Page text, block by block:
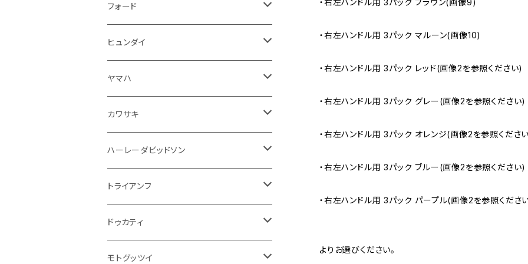
・右左ハンドル用 3パック マルーン(画像10)
・右左ハンドル用 3パック レッド(画像2を参照ください)
・右左ハンドル用 3パック グレー(画像2を参照ください)
・右左ハンドル用 3パック オレンジ(画像2を参照くださ
・右左ハンドル用 3パック ブルー(画像2を参照ください)
・右左ハンドル用 3パック パープル(画像2を参照くださ
よりお選びください。
キーホルダー
収納用品
灰皿・ゴミ箱
インテリアパネル
ドリンクホルダー
携帯・スマホホルダー
ステッカー
ダッシュボード
排気系
ガスケット
通信系
吸気系
エアフィルター
ラジエーター
運転席周り
ドア回り
アームレスト
ライト系
ウインカー
外装
グリル
フロアマット
その他
フォード
フロアマット
ダッシュボード
ドア回り
エンジン系
オイル系
その他
フロントガラス回り
ワイパー
リアガラス回り
ヒュンダイ
フロアマット
ヤマハ
電装系
ウインカー
モーター系
ミラー
ブレーキ系
クラッチブレーキレバー
駆動系
カワサキ
ミラー
ハンドル系
足回り
サスペンション
タンク系
ハーレーダビッドソン
ミラー
トライアンフ
ミラー
ドゥカティ
ミラー
モトグッツイ